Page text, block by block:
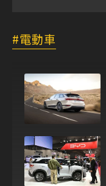
電動車